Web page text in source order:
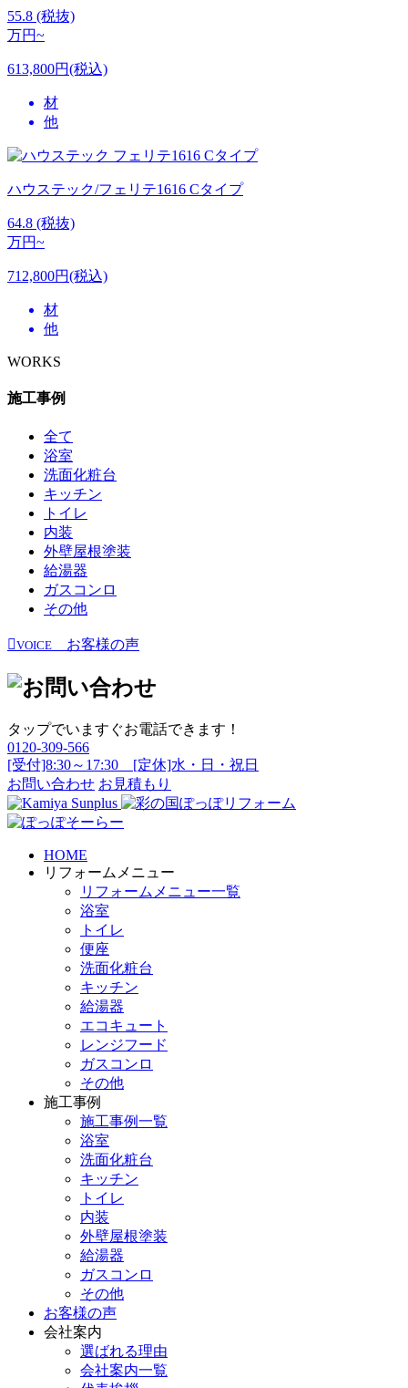
55.8 (税抜)
万円~
613,800円(税込)
材
他
ハウステック/フェリテ1616 Cタイプ
64.8 (税抜)
万円~
712,800円(税込)
材
他
WORKS
施工事例
全て
浴室
洗面化粧台
キッチン
トイレ
内装
外壁屋根塗装
給湯器
ガスコンロ
その他
VOICE お客様の声
タップでいますぐお電話できます！
0120-309-566
[受付]8:30～17:30 [定休]水・日・祝日
お問い合わせ お見積もり
HOME
リフォームメニュー
リフォームメニュー一覧
浴室
トイレ
便座
洗面化粧台
キッチン
給湯器
エコキュート
レンジフード
ガスコンロ
その他
施工事例
施工事例一覧
浴室
洗面化粧台
キッチン
トイレ
内装
外壁屋根塗装
給湯器
ガスコンロ
その他
お客様の声
会社案内
選ばれる理由
会社案内一覧